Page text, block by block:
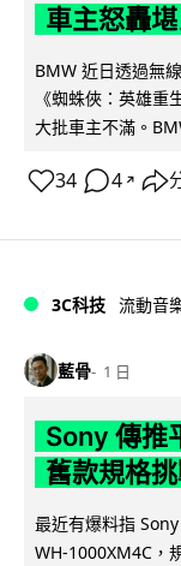
車主怒轟
BMW 近日透過無
《蜘蛛俠：英雄
大批車主不滿。
34 4 ↗
3C科技 流動音
藍骨 1 日
Sony 傳推
舊款規格
最近有爆料指
WH-1000XM4C，